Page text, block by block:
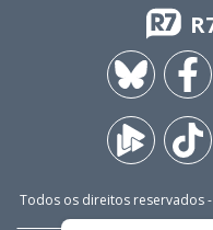
Todos os direitos reservados